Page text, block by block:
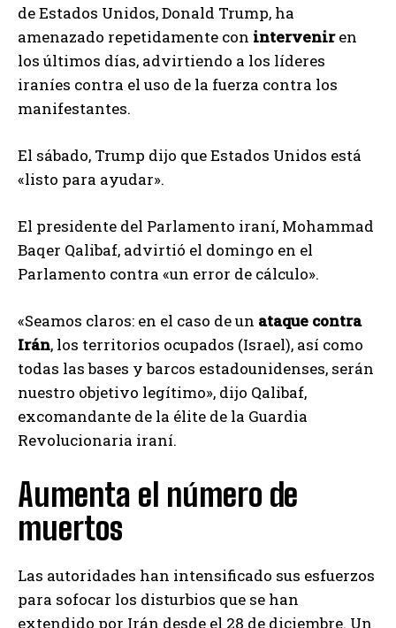
de Estados Unidos, Donald Trump, ha
amenazado repetidamente con interveniren
los últimos días, advirtiendo a los líderes
iraníes contra el uso de la fuerza contra los
manifestantes.
El sábado, Trump dijo que Estados Unidos está
«listo para ayudar».
El presidente del Parlamento iraní, Mohammad
Baqer Qalibaf, advirtió el domingo en el
Parlamento contra «un error de cálculo».
«Seamos claros: en el caso de un ataque contra
Irán, los territorios ocupados (Israel), así como
todas las bases y barcos estadounidenses, serán
nuestro objetivo legítimo», dijo Qalibaf,
excomandante de la élite de la Guardia
Revolucionaria iraní.
Aumenta el número de
muertos
Las autoridades han intensificado sus esfuerzos
para sofocar los disturbios que se han
extendido por Irán desde el 28 de diciembre. Un